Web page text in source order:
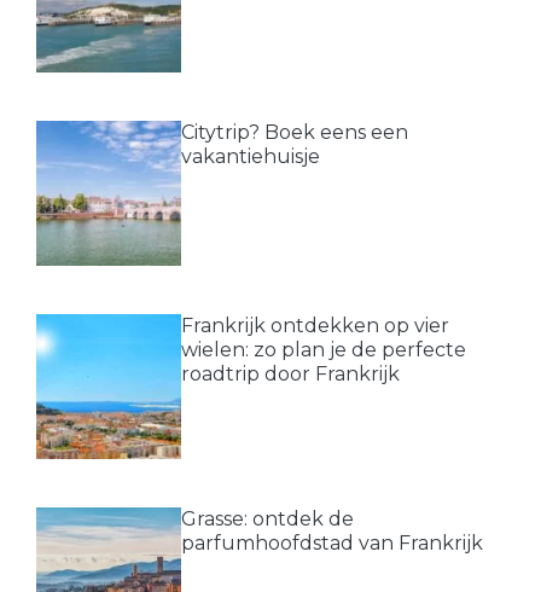
Citytrip? Boek eens een
vakantiehuisje
Frankrijk ontdekken op vier
wielen: zo plan je de perfecte
roadtrip door Frankrijk
Grasse: ontdek de
parfumhoofdstad van Frankrijk